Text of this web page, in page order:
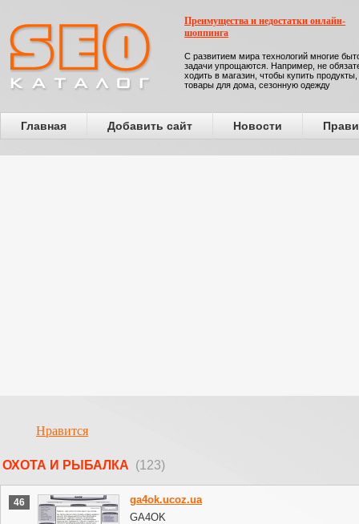
Преимущества и недостатки онлайн-
шоппинга
С развитием мира технологий многие
задачи упрощаются. Например, не
ходить в магазин, чтобы купить продукты,
товары для дома, сезонную одежду
Главная Добавить сайт Новости
Нравится
ОХОТА И РЫБАЛКА (123)
46
ga4ok.ucoz.ua
GA4OK